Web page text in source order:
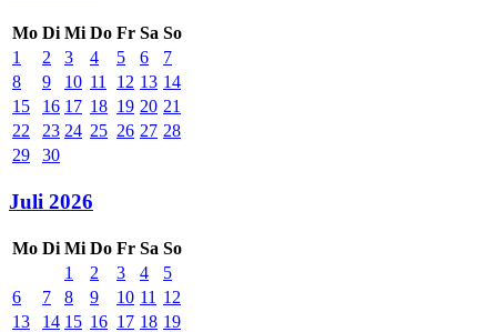
Mo Di Mi Do Fr Sa So
1
2 3 4 5 6
7
8
9 10 11 12 13 14
15
16 17 18 19 20 21
22
23 24 25 26 27 28
29
30
Juli 2026
Mo Di Mi Do Fr Sa So
1
2 3 4
5
6
7 8 9 10 11 12
13
14 15 16 17 18 19